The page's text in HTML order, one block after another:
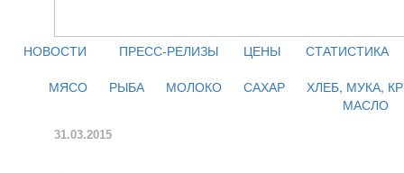
НОВОСТИ ПРЕСС-РЕЛИЗЫ ЦЕНЫ
СТАТИСТИКА
МЯСО
РЫБА МОЛОКО САХАР
ХЛЕБ, МУКА,
МАСЛО
31.03.2015